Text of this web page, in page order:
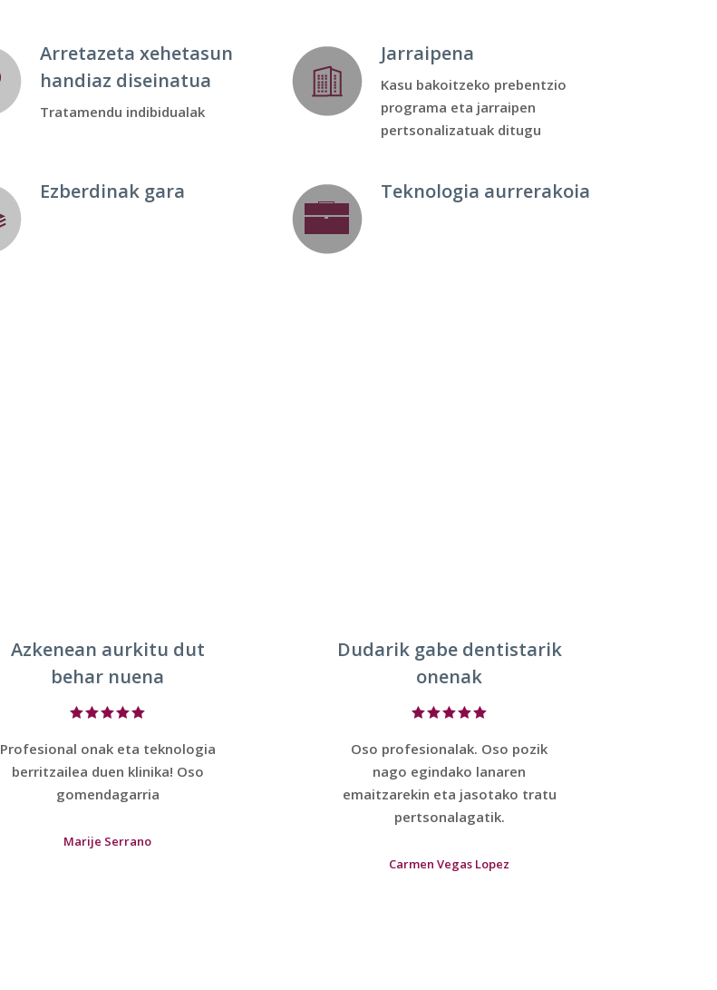
Arretazeta xehetasun
handiaz diseinatua
Tratamendu indibidualak
Jarraipena
Kasu bakoitzeko prebentzio
programa eta jarraipen
pertsonalizatuak ditugu
Ezberdinak gara Teknologia aurrerakoia
Azkenean aurkitu dut
behar nuena
Profesional onak eta teknologia
berritzailea duen klinika! Oso
gomendagarria
Marije Serrano
Dudarik gabe dentistarik
onenak
Oso profesionalak. Oso pozik
nago egindako lanaren
emaitzarekin eta jasotako tratu
pertsonalagatik.
Carmen Vegas Lopez